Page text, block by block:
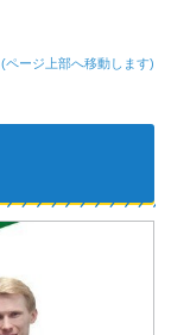
(ページ上部へ移動します)